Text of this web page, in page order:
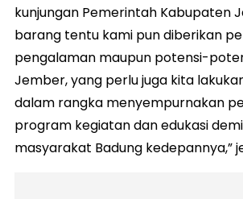
kunjungan Pemerintah Kabupaten
barang tentu kami pun diberikan
pengalaman maupun potensi-
Jember, yang perlu juga kita
dalam rangka menyempurnakan
program kegiatan dan edukasi
masyarakat Badung kedepannya,”